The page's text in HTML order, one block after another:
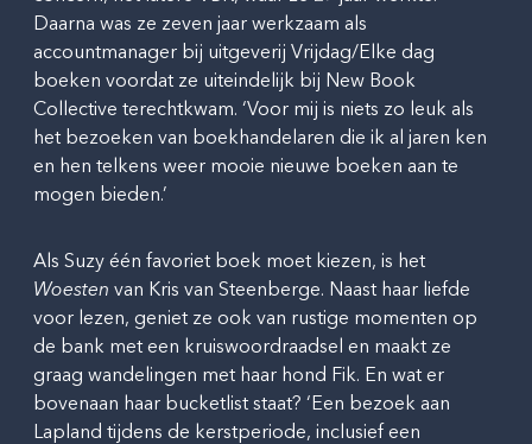
Daarna was ze zeven jaar werkzaam als
accountmanager bij uitgeverij Vrijdag/Elke dag
boeken voordat ze uiteindelijk bij New Book
Collective terechtkwam. ‘Voor mij is niets zo leuk als
het bezoeken van boekhandelaren die ik al jaren ken
en hen telkens weer mooie nieuwe boeken aan te
mogen bieden.’
Als Suzy één favoriet boek moet kiezen, is het
Woesten van Kris van Steenberge. Naast haar liefde
voor lezen, geniet ze ook van rustige momenten op
de bank met een kruiswoordraadsel en maakt ze
graag wandelingen met haar hond Fik. En wat er
bovenaan haar bucketlist staat? ‘Een bezoek aan
Lapland tijdens de kerstperiode, inclusief een